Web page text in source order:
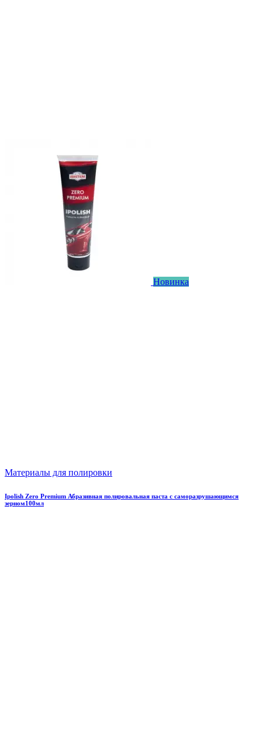
Новинка
Материалы для полировки
Ipolish Zero Premium Абразивная полировальная паста с саморазрушающимся
зерном100мл